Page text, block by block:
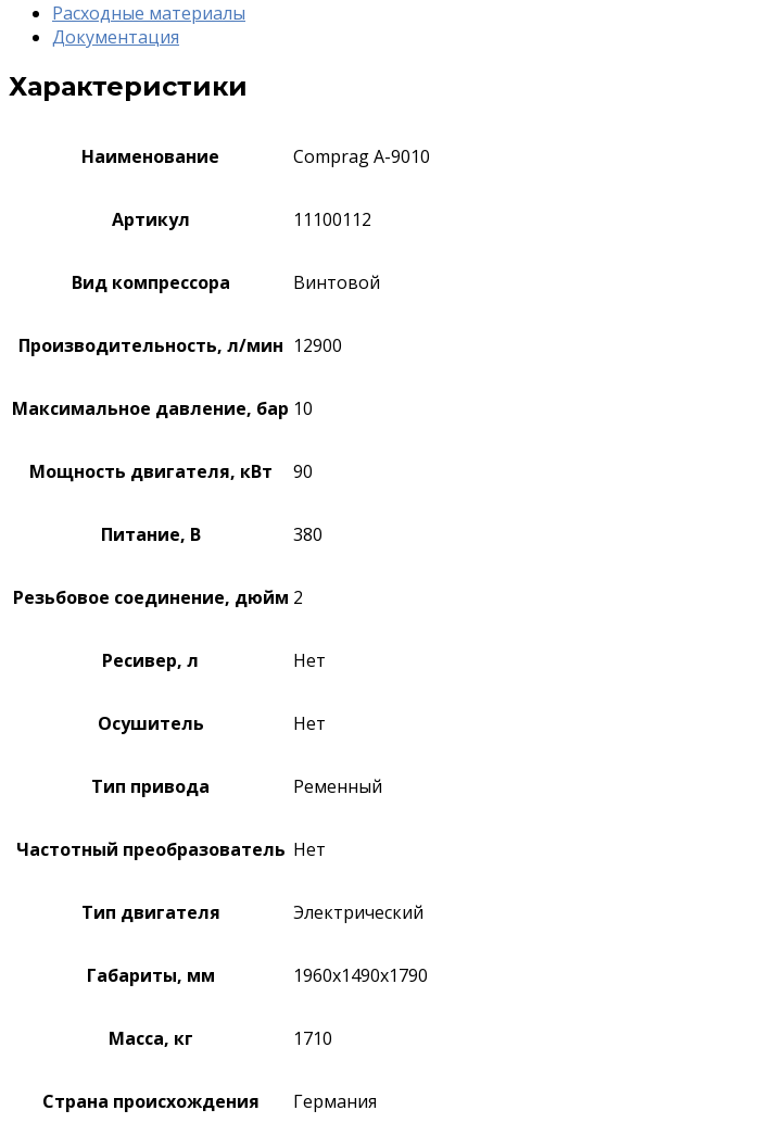
Расходные материалы
Документация
Характеристики
Наименование Comprag A-9010
Артикул 11100112
Вид компрессора Винтовой
Производительность, л/мин 12900
Максимальное давление, бар 10
Мощность двигателя, кВт 90
Питание, В 380
Резьбовое соединение, дюйм 2
Ресивер, л Нет
Осушитель Нет
Тип привода Ременный
Частотный преобразователь Нет
Тип двигателя Электрический
Габариты, мм 1960х1490х1790
Масса, кг 1710
Страна происхождения Германия